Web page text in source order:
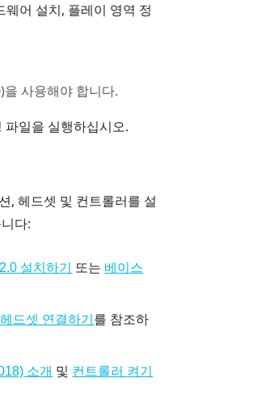
어 설치, 플레이 영역 정
을 사용해야 합니다.
일을 실행하십시오.
, 헤드셋 및 컨트롤러를 설
다:
설치하기 또는 베이스
드셋 연결하기 를 참조하
소개 및 컨트롤러 켜기